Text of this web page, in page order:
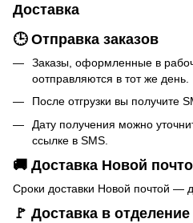
Доставка
🕒 Отправка заказов
Заказы, оформленные в
оотправляются в тот же день.
После отгрузки вы получите
Дату получения можно
ссылке в SMS.
🚚 Доставка Новой
Сроки доставки Новой почтой —
🚩 Доставка в отделение